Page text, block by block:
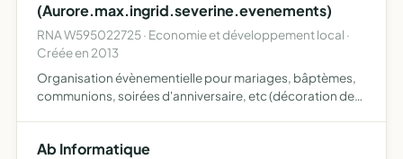
(Aurore.max.ingrid.severine.evenements)
RNA W595022725 · Economie et développement local ·
Créée en 2013
Organisation évènementielle pour mariages, bâptèmes,
communions, soirées d'anniversaire, etc (décoration de
Ab Informatique